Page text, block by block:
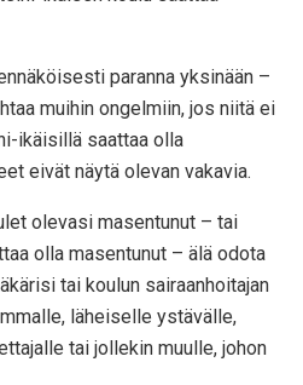
paranna yksinään –
muihin ongelmiin, jos niitä ei
ikäisillä saattaa olla
eivät näytä olevan vakavia.
olevasi masentunut – tai
olla masentunut – älä odota
tai koulun sairaanhoitajan
läheiselle ystävälle,
tai jollekin muulle, johon